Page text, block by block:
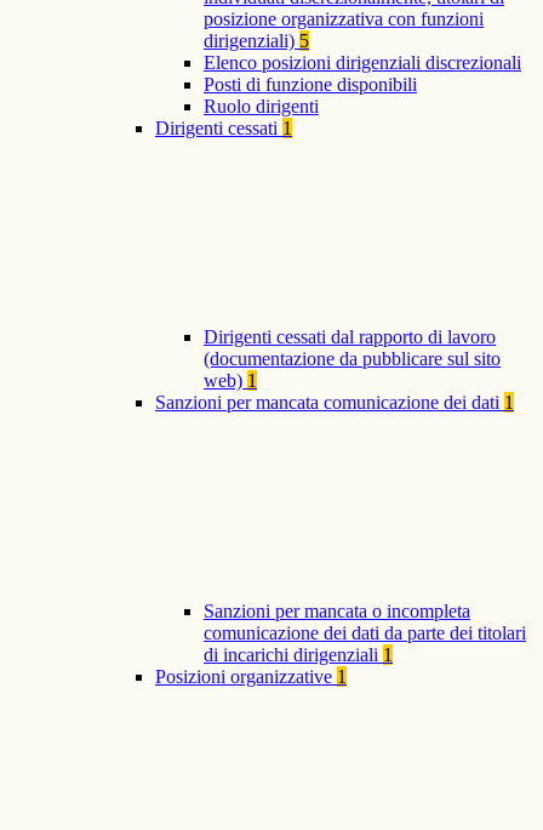
posizione organizzativa con funzioni
dirigenziali) 5
Elenco posizioni dirigenziali discrezionali
Posti di funzione disponibili
Ruolo dirigenti
Dirigenti cessati 1
Dirigenti cessati dal rapporto di lavoro
(documentazione da pubblicare sul sito
web) 1
Sanzioni per mancata comunicazione dei dati 1
Sanzioni per mancata o incompleta
comunicazione dei dati da parte dei titolari
di incarichi dirigenziali 1
Posizioni organizzative 1